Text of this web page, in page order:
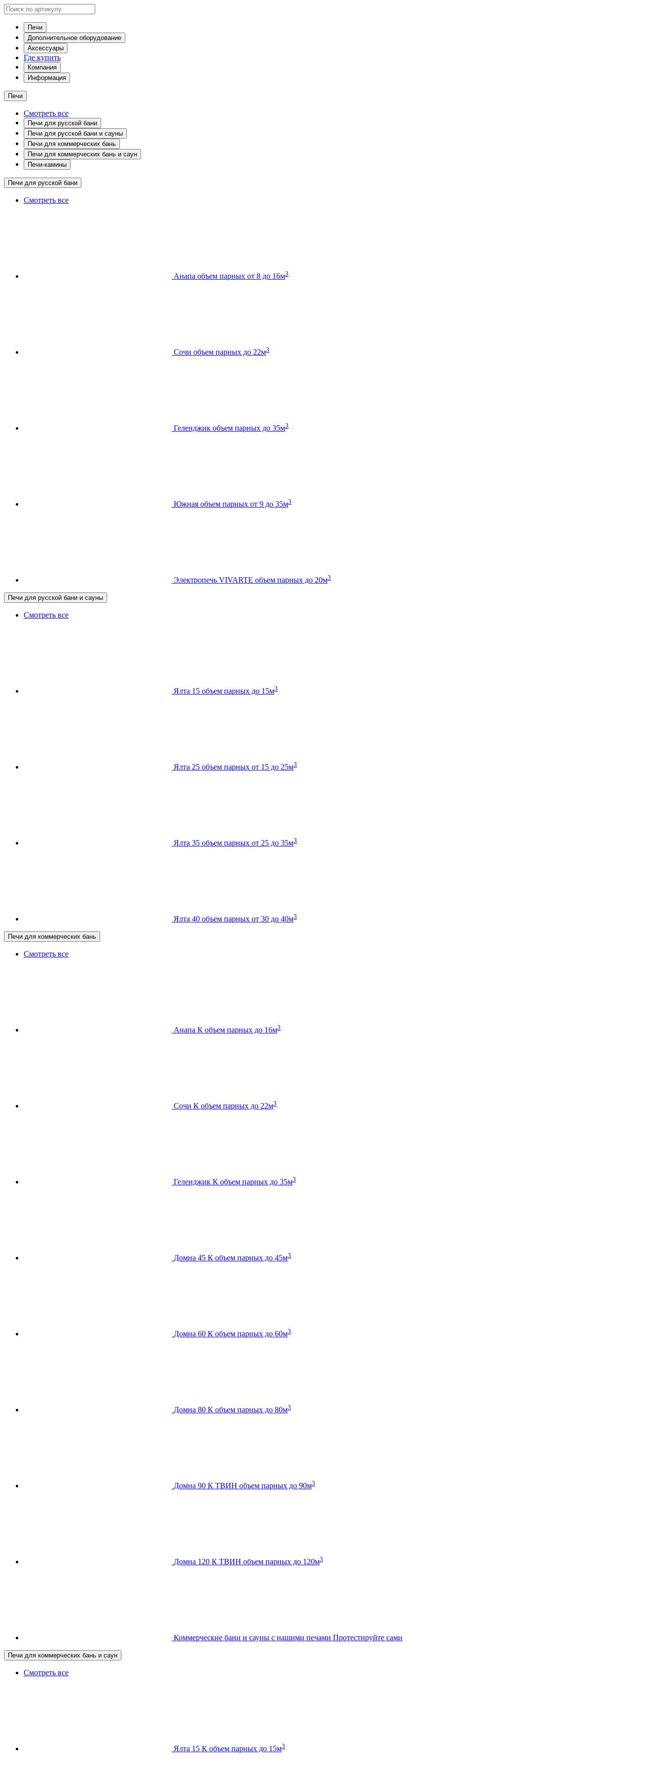
Печи
Дополнительное оборудование
Аксессуары
Где купить
Компания
Информация
Печи
Смотреть все
Печи для русской бани
Печи для русской бани и сауны
Печи для коммерческих бань
Печи для коммерческих бань и саун
Печи-камины
Печи для русской бани
Смотреть все
Анапа объем парных от 8 до 16м3
Сочи объем парных до 22м3
Геленджик объем парных до 35м3
Южная объем парных от 9 до 35м3
Электропечь VIVARTE объем парных до 20м3
Печи для русской бани и сауны
Смотреть все
Ялта 15 объем парных до 15м3
Ялта 25 объем парных от 15 до 25м3
Ялта 35 объем парных от 25 до 35м3
Ялта 40 объем парных от 30 до 40м3
Печи для коммерческих бань
Смотреть все
Анапа К объем парных до 16м3
Сочи К объем парных до 22м3
Геленджик К объем парных до 35м3
Домна 45 К объем парных до 45м3
Домна 60 К объем парных до 60м3
Домна 80 К объем парных до 80м3
Домна 90 К ТВИН объем парных до 90м3
Домна 120 К ТВИН объем парных до 120м3
Коммерческие бани и сауны с нашими печами Протестируйте сами
Печи для коммерческих бань и саун
Смотреть все
Ялта 15 К объем парных до 15м3